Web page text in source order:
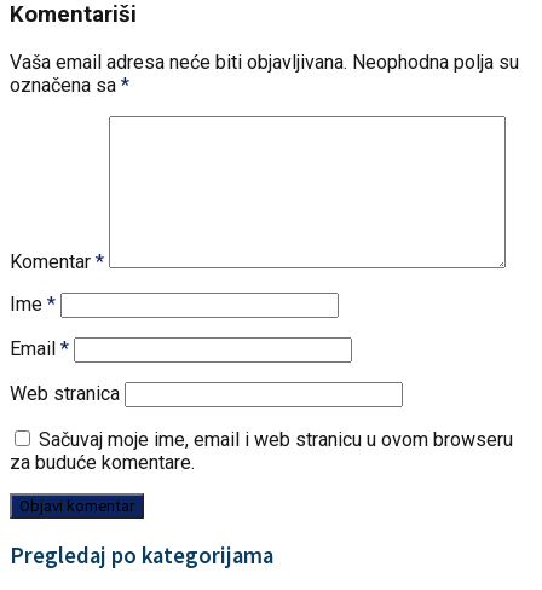
Komentariši
Vaša email adresa neće biti objavljivana. Neophodna polja su
označena sa *
Komentar *
Ime *
Email *
Web stranica
Sačuvaj moje ime, email i web stranicu u ovom browseru
za buduće komentare.
Pregledaj po kategorijama